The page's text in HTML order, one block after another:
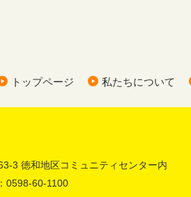
トップページ 私たちについて
3 徳和地区コミュニティセンター内
0598-60-1100